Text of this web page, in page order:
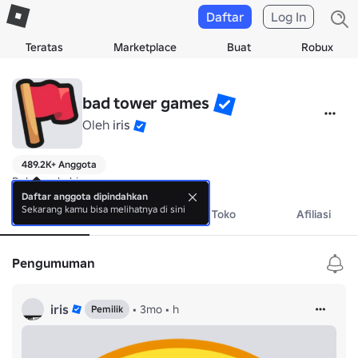
Teratas Marketplace Buat Robux
Daftar Log In
bad tower games
Oleh iris
489.2K+ Anggota
Belum ada bio.
Tentang Acara Toko Afiliasi
Pengumuman
iris Pemilik • 3mo • h
Daftar anggota dipindahkan
Sekarang kamu bisa melihatnya di sini